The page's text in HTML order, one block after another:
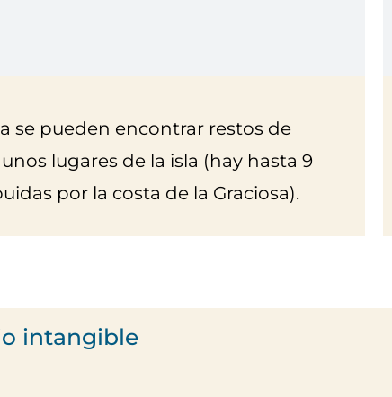
se pueden encontrar restos de
lugares de la isla (hay hasta 9
por la costa de la Graciosa).
intangible